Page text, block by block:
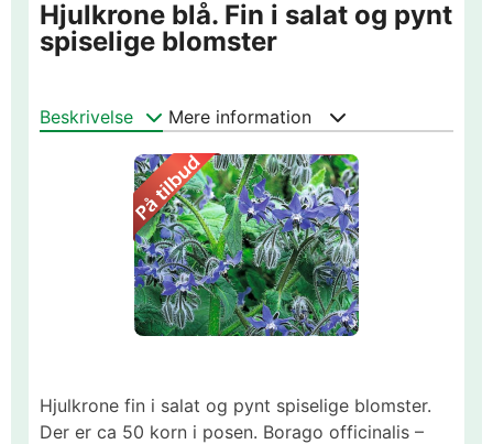
Hjulkrone blå. Fin i salat og pynt
spiselige blomster
Beskrivelse Mere information
Hjulkrone fin i salat og pynt spiselige blomster.
Der er ca 50 korn i posen. Borago officinalis –